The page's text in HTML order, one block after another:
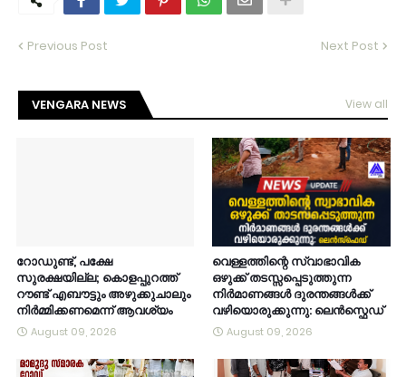
Previous Post Next Post
VENGARA NEWS View all
റോഡുണ്ട്, പക്ഷേ
സുരക്ഷയില്ല; കൊളപ്പുറത്ത്
റൗണ്ട് എബൗട്ടും അഴുക്കുചാലും
നിർമ്മിക്കണമെന്ന് ആവശ്യം
August 09, 2026
വെള്ളത്തിന്റെ സ്വാഭാവിക
ഒഴുക്ക് തടസ്സപ്പെടുത്തുന്ന
നിർമാണങ്ങൾ ദുരന്തങ്ങൾക്ക്
വഴിയൊരുക്കുന്നു: ലെൻസ്ഫെഡ്
August 09, 2026